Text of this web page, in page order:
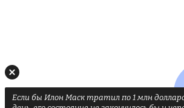
Если бы Илон Маск тратил по 1 млн